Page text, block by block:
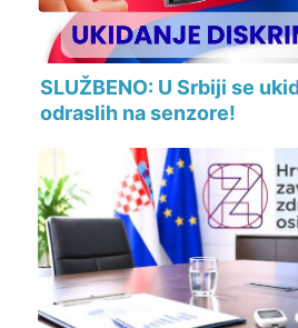
SLUŽBENO: U Srbiji se
odraslih na senzore!